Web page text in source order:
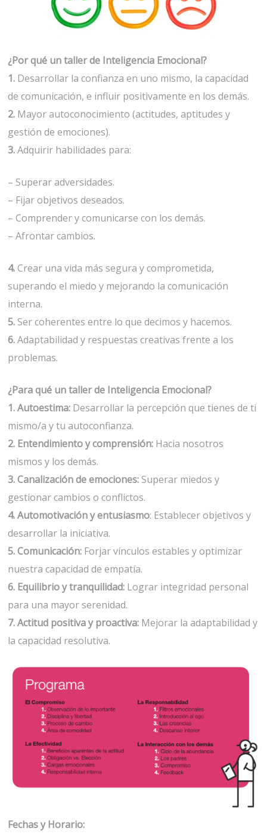
¿Por qué un taller de Inteligencia Emocional?
1. Desarrollar la confianza en uno mismo, la capacidad
de comunicación, e influir positivamente en los demás.
2. Mayor autoconocimiento (actitudes, aptitudes y
gestión de emociones).
3.Adquirir habilidades para:
– Superar adversidades.
– Fijar objetivos deseados.
– Comprender y comunicarse con los demás.
– Afrontar cambios.
4.Crear una vida más segura y comprometida,
superando el miedo y mejorando la comunicación
interna.
5. Ser coherentes entre lo que decimos y hacemos.
6.Adaptabilidad y respuestas creativas frente a los
problemas.
¿Para qué un taller de Inteligencia Emocional?
1. Autoestima: Desarrollar la percepción que tienes de ti
mismo/a y tu autoconfianza.
2. Entendimiento y comprensión: Hacia nosotros
mismos y los demás.
3. Canalización de emociones: Superar miedos y
gestionar cambios o conflictos.
4. Automotivación y entusiasmo: Establecer objetivos y
desarrollar la iniciativa.
5. Comunicación: Forjar vínculos estables y optimizar
nuestra capacidad de empatía.
6. Equilibrio y tranquilidad: Lograr integridad personal
para una mayor serenidad.
7. Actitud positiva y proactiva: Mejorar la adaptabilidad y
la capacidad resolutiva.
Fechas y Horario: